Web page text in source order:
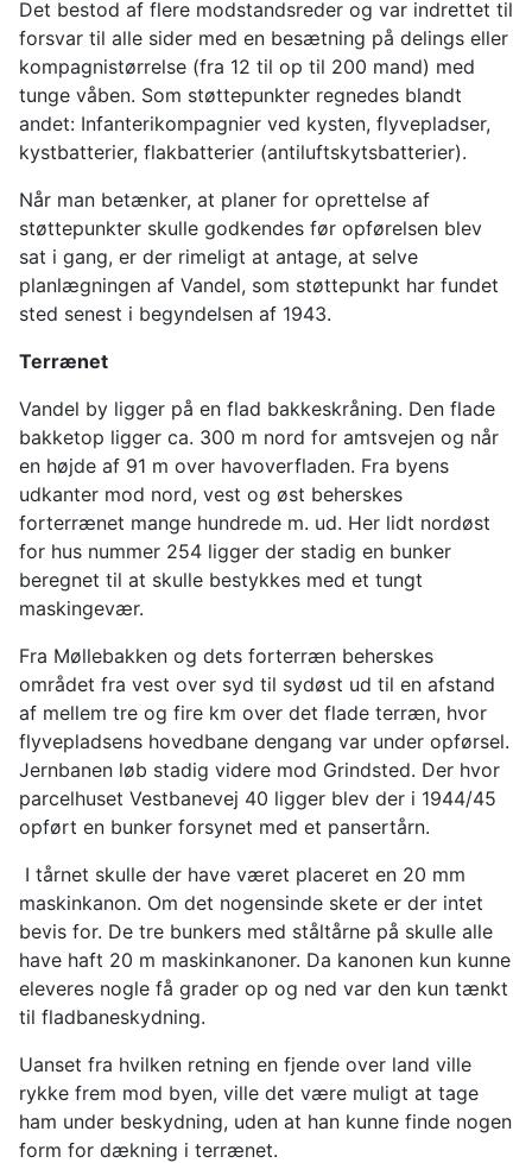
Det bestod af flere modstandsreder og var indrettet til
forsvar til alle sider med en besætning på delings eller
kompagnistørrelse (fra 12 til op til 200 mand) med
tunge våben. Som støttepunkter regnedes blandt
andet: Infanterikompagnier ved kysten, flyvepladser,
kystbatterier, flakbatterier (antiluftskytsbatterier).
Når man betænker, at planer for oprettelse af
støttepunkter skulle godkendes før opførelsen blev
sat i gang, er der rimeligt at antage, at selve
planlægningen af Vandel, som støttepunkt har fundet
sted senest i begyndelsen af 1943.
Terrænet
Vandel by ligger på en flad bakkeskråning. Den flade
bakketop ligger ca. 300 m nord for amtsvejen og når
en højde af 91 m over havoverfladen. Fra byens
udkanter mod nord, vest og øst beherskes
forterrænet mange hundrede m. ud. Her lidt nordøst
for hus nummer 254 ligger der stadig en bunker
beregnet til at skulle bestykkes med et tungt
maskingevær.
Fra Møllebakken og dets forterræn beherskes
området fra vest over syd til sydøst ud til en afstand
af mellem tre og fire km over det flade terræn, hvor
flyvepladsens hovedbane dengang var under opførsel.
Jernbanen løb stadig videre mod Grindsted. Der hvor
parcelhuset Vestbanevej 40 ligger blev der i 1944/45
opført en bunker forsynet med et pansertårn.
I tårnet skulle der have været placeret en 20 mm
maskinkanon. Om det nogensinde skete er der intet
bevis for. De tre bunkers med ståltårne på skulle alle
have haft 20 m maskinkanoner. Da kanonen kun kunne
eleveres nogle få grader op og ned var den kun tænkt
til fladbaneskydning.
Uanset fra hvilken retning en fjende over land ville
rykke frem mod byen, ville det være muligt at tage
ham under beskydning, uden at han kunne finde nogen
form for dækning i terrænet.